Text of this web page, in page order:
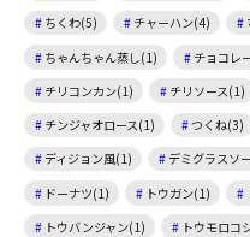
ちくわ(5)
チャーハン(4)
ちゃんちゃん蒸し(1)
チョコレ
チリコンカン(1)
チリソース(1)
チンジャオロース(1)
つくね(3)
ディジョン風(1)
デミグラスソ
ドーナツ(1)
トウガン(1)
トウバンジャン(1)
トウモロコ